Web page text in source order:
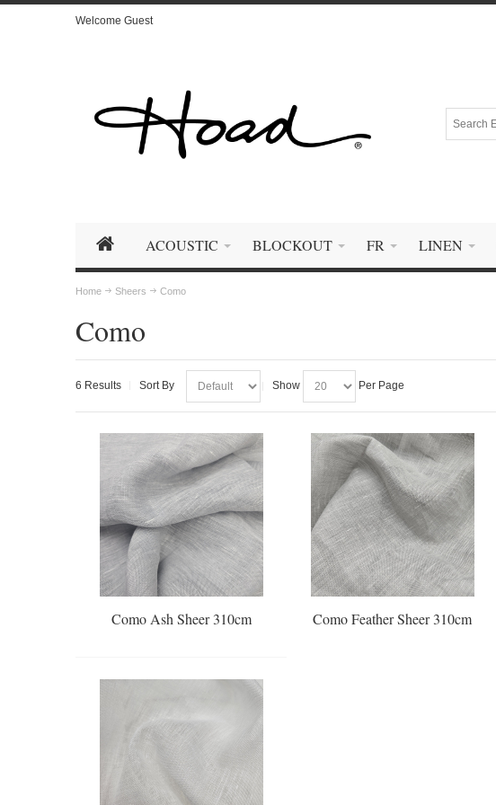
Welcome Guest
ACOUSTIC BLOCKOUT FR LINEN
Home Sheers Como
Como
6 Results Sort By Show Per Page
Como Ash Sheer 310cm Como Feather Sheer 310cm